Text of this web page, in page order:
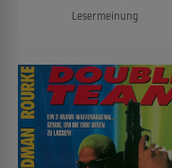
Lesermeinung